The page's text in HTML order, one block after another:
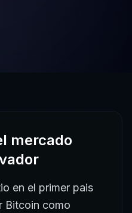
mercado
en el primer pais
Bitcoin como